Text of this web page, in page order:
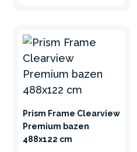
AERATION™
filter pumpa
filtraciju, čistoću i
vode pomoću Hidro
tehnologije.
Prism Frame Clearview
Premium bazen
488x122 cm